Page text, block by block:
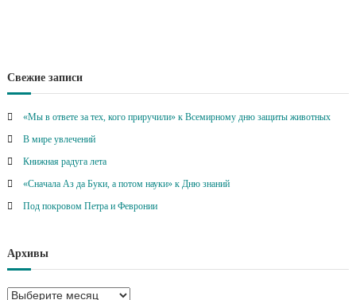
Свежие записи
«Мы в ответе за тех, кого приручили» к Всемирному дню защиты животных
В мире увлечений
Книжная радуга лета
«Сначала Аз да Буки, а потом науки» к Дню знаний
Под покровом Петра и Февронии
Архивы
А